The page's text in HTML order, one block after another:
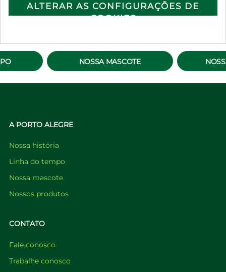
ALTERAR AS CONFIGURAÇÕES DE
COOKIES
NOSSA MASCOTE
A PORTO ALEGRE
Nossa história
Linha do tempo
Nossa mascote
Nossos produtos
CONTATO
Fale conosco
Trabalhe conosco